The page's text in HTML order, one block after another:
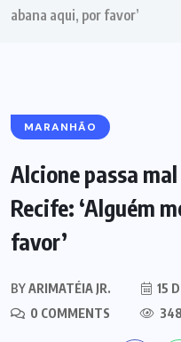
abana aqui, por favor’
MARANHÃO
Alcione passa
Recife: ‘Alguém
favor’
BYARIMATÉIA JR.
15
0 COMMENTS